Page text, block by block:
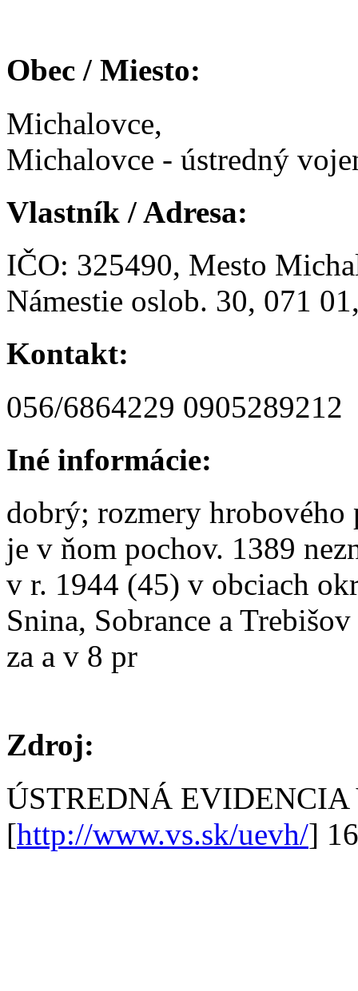
Obec / Miesto:
Michalovce,
Michalovce - ústredný
Vlastník / Adresa:
IČO: 325490, Mesto
Námestie oslob. 30, 071
Kontakt:
056/6864229 0905289212
Iné informácie:
dobrý; rozmery hrobového
je v ňom pochov. 1389
v r. 1944 (45) v obciach
Snina, Sobrance a
za a v 8 pr
Zdroj:
ÚSTREDNÁ
[http://www.vs.sk/uevh/]